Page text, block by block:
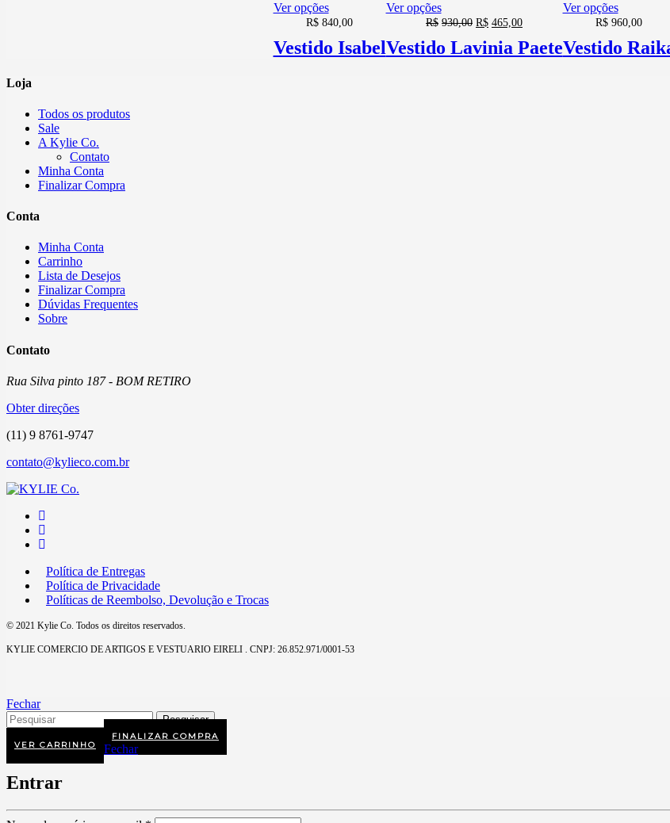
Ver opções
R$ 840,00
Vestido Isabel
Ver opções
R$ 930,00 R$ 465,00
Vestido Lavinia Paete
Ver opções
R$ 960,00
Vestido
Loja
Todos os produtos
Sale
A Kylie Co.
Contato
Minha Conta
Finalizar Compra
Conta
Minha Conta
Carrinho
Lista de Desejos
Finalizar Compra
Dúvidas Frequentes
Sobre
Contato
Rua Silva pinto 187 - BOM RETIRO
Obter direções
(11) 9 8761-9747
contato@kylieco.com.br
Política de Entregas
Política de Privacidade
Políticas de Reembolso, Devolução e Trocas
© 2021 Kylie Co. Todos os direitos reservados.
KYLIE COMERCIO DE ARTIGOS E VESTUARIO EIRELI . CNPJ: 26.852.971/0001-53
Fechar
VER CARRINHO
FINALIZAR COMPRA
Fechar
Entrar